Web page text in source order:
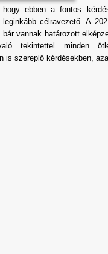
ebben a fontos
célravezető. A
vannak határozott
tekintettel minden
is szereplő kérdésekben,